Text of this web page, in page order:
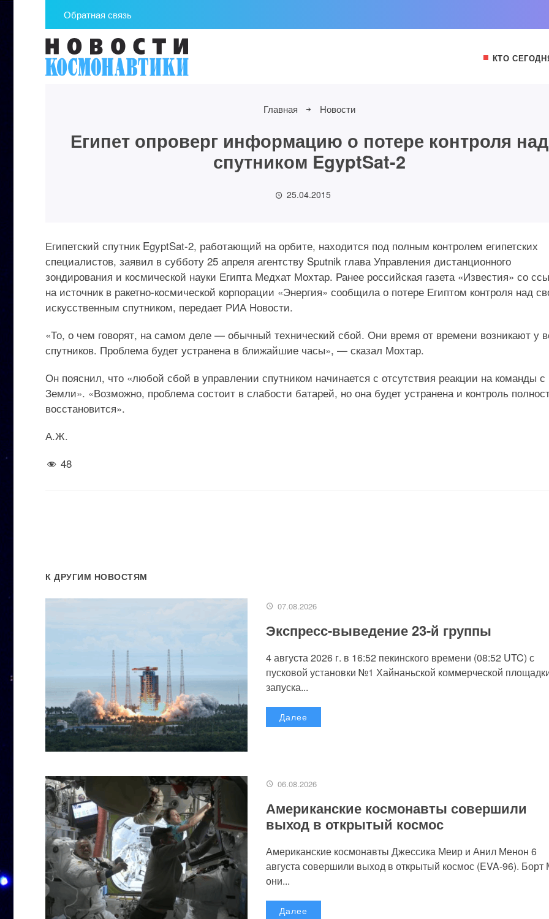
Обратная связь
КТО
Главная Новости
Египет опроверг информацию о потере контроля над
спутником EgyptSat-2
25.04.2015
Египетский спутник EgyptSat-2, работающий на орбите, находится под полным контролем египетских
специалистов, заявил в субботу 25 апреля агентству Sputnik глава Управления дистанционного
зондирования и космической науки Египта Медхат Мохтар. Ранее российская газета «Известия» со
на источник в ракетно-космической корпорации «Энергия» сообщила о потере Египтом контроля над
искусственным спутником, передает РИА Новости.
«То, о чем говорят, на самом деле — обычный технический сбой. Они время от времени возникают у
спутников. Проблема будет устранена в ближайшие часы», — сказал Мохтар.
Он пояснил, что «любой сбой в управлении спутником начинается с отсутствия реакции на команды с
Земли». «Возможно, проблема состоит в слабости батарей, но она будет устранена и контроль
восстановится».
А.Ж.
48
К ДРУГИМ НОВОСТЯМ
07.08.2026
Экспресс-выведение 23-й группы
4 августа 2026 г. в 16:52 пекинского времени (08:52 UTC) с
пусковой установки №1 Хайнаньской коммерческой
запуска...
Далее
06.08.2026
Американские космонавты совершили
выход в открытый космос
Американские космонавты Джессика Меир и Анил Менон 6
августа совершили выход в открытый космос (EVA-96).
они...
Далее